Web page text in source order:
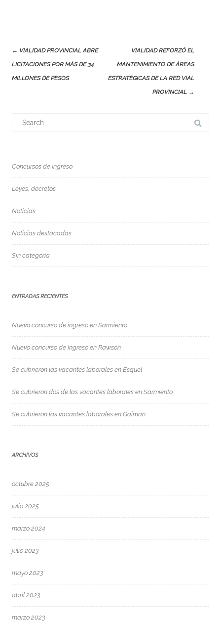
Post
navigation
← VIALIDAD PROVINCIAL ABRE
LICITACIONES POR MÁS DE 34
MILLONES DE PESOS
VIALIDAD REFORZÓ EL
MANTENIMIENTO DE ÁREAS
ESTRATÉGICAS DE LA RED VIAL
PROVINCIAL →
Concursos de Ingreso
Leyes, decretos.
Noticias
Noticias destacadas
Sin categoría
ENTRADAS RECIENTES
Nuevo concurso de ingreso en Sarmiento
Nuevo concurso de Ingreso en Rawson
Se cubrieron las vacantes laborales en Esquel
Se cubrieron dos de las vacantes laborales en Sarmiento
Se cubrieron las vacantes laborales en Gaiman
ARCHIVOS
octubre 2025
julio 2025
marzo 2024
julio 2023
mayo 2023
abril 2023
marzo 2023